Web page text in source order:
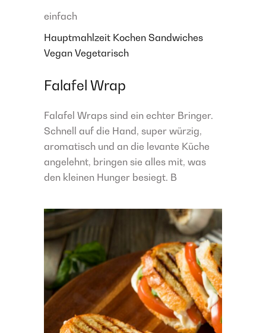
einfach
Hauptmahlzeit Kochen Sandwiches
Vegan Vegetarisch
Falafel Wrap
Falafel Wraps sind ein echter Bringer.
Schnell auf die Hand, super würzig,
aromatisch und an die levante Küche
angelehnt, bringen sie alles mit, was
den kleinen Hunger besiegt. B